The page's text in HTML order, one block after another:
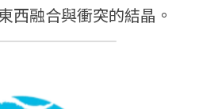
西融合與衝突的結晶。